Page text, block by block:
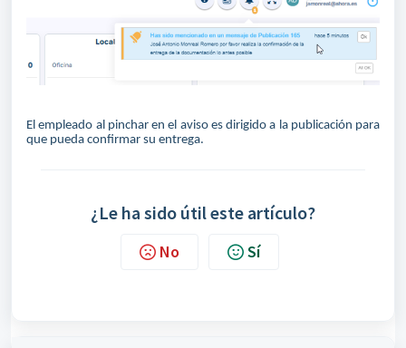
El empleado al pinchar en el aviso es dirigido a la publicación para
que pueda confirmar su entrega.
¿Le ha sido útil este artículo?
No Sí